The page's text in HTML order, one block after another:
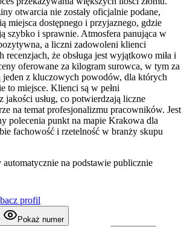
otwarcia nie zostały oficjalnie podane,
miejsca dostępnego i przyjaznego, gdzie
szybko i sprawnie. Atmosfera panująca w
a liczni zadowoleni klienci
recenzjach, że obsługa jest wyjątkowo miła i
oferowane za kilogram surowca, w tym za
jeden z kluczowych powodów, dla których
to miejsce. Klienci są w pełni
jakości usług, co potwierdzają liczne
na temat profesjonalizmu pracowników. Jest
polecenia punkt na mapie Krakowa dla
fachowość i rzetelność w branży skupu
na podstawie publicznie
profil
Pokaż numer